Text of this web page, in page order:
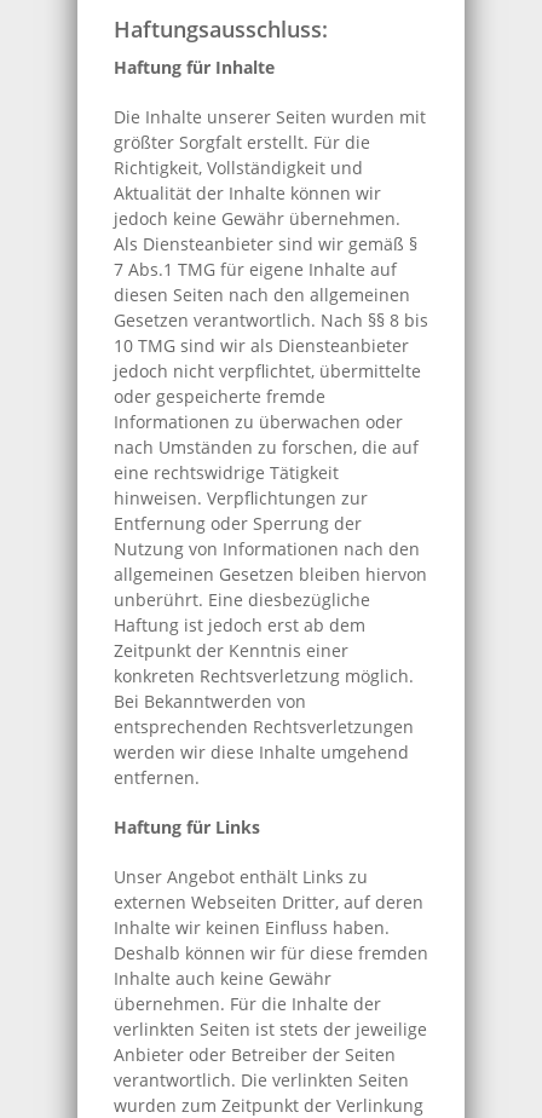
Haftungsausschluss:
Haftung für Inhalte
Die Inhalte unserer Seiten wurden mit
größter Sorgfalt erstellt. Für die
Richtigkeit, Vollständigkeit und
Aktualität der Inhalte können wir
jedoch keine Gewähr übernehmen.
Als Diensteanbieter sind wir gemäß §
7 Abs.1 TMG für eigene Inhalte auf
diesen Seiten nach den allgemeinen
Gesetzen verantwortlich. Nach §§ 8 bis
10 TMG sind wir als Diensteanbieter
jedoch nicht verpflichtet, übermittelte
oder gespeicherte fremde
Informationen zu überwachen oder
nach Umständen zu forschen, die auf
eine rechtswidrige Tätigkeit
hinweisen. Verpflichtungen zur
Entfernung oder Sperrung der
Nutzung von Informationen nach den
allgemeinen Gesetzen bleiben hiervon
unberührt. Eine diesbezügliche
Haftung ist jedoch erst ab dem
Zeitpunkt der Kenntnis einer
konkreten Rechtsverletzung möglich.
Bei Bekanntwerden von
entsprechenden Rechtsverletzungen
werden wir diese Inhalte umgehend
entfernen.
Haftung für Links
Unser Angebot enthält Links zu
externen Webseiten Dritter, auf deren
Inhalte wir keinen Einfluss haben.
Deshalb können wir für diese fremden
Inhalte auch keine Gewähr
übernehmen. Für die Inhalte der
verlinkten Seiten ist stets der jeweilige
Anbieter oder Betreiber der Seiten
verantwortlich. Die verlinkten Seiten
wurden zum Zeitpunkt der Verlinkung